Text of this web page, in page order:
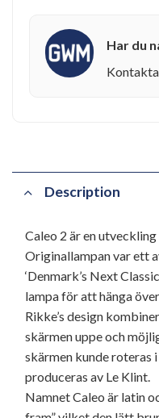
Har du
Description
Caleo 2 är en
Originallampan var ett
‘Denmark’s Next
lampa för att hänga
Rikke’s design
skärmen uppe och
skärmen kunde roteras
produceras av Le Klint.
Namnet Caleo är latin